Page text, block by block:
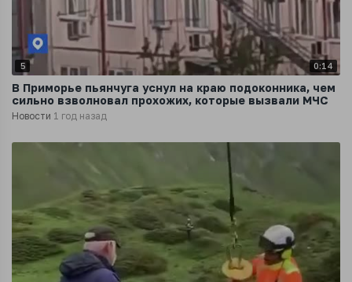
5 0:14
В Приморье пьянчуга уснул на краю подоконника, чем
сильно взволновал прохожих, которые вызвали МЧС
Новости 1 год назад